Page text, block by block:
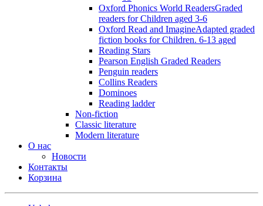
Oxford Phonics World ReadersGraded
readers for Children aged 3-6
Oxford Read and ImagineAdapted graded
fiction books for Children. 6-13 aged
Reading Stars
Pearson English Graded Readers
Penguin readers
Collins Readers
Dominoes
Reading ladder
Non-fiction
Classic literature
Modern literature
О нас
Новости
Контакты
Корзина